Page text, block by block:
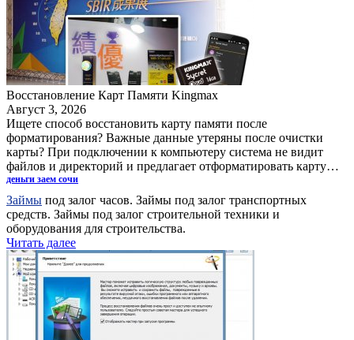
Восстановление Карт Памяти Kingmax
Август 3, 2026
Ищете способ восстановить карту памяти после
форматирования? Важные данные утеряны после очистки
карты? При подключении к компьютеру система не видит
файлов и директорий и предлагает отформатировать карту…
деньги заем сочи
Займы под залог часов. Займы под залог транспортных
средств. Займы под залог строительной техники и
оборудования для строительства.
Читать далее